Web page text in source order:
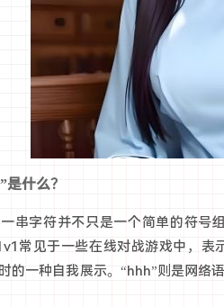
什么？
串字符并不只是一个简单的符号
常见于一些在线对战游戏中，表
的一种自我展示。“hhh”则是网络